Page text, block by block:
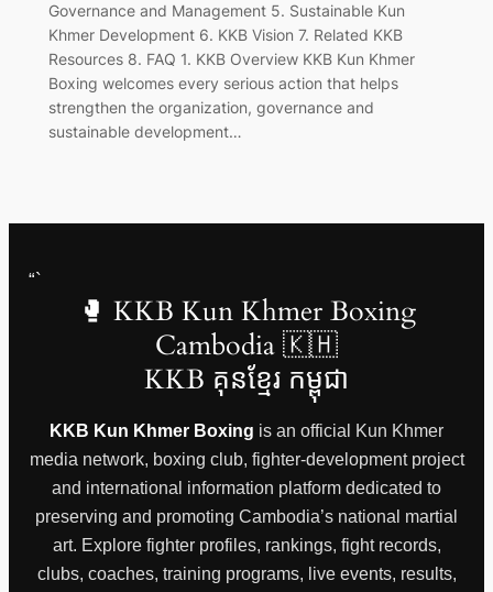
Governance and Management 5. Sustainable Kun
Khmer Development 6. KKB Vision 7. Related KKB
Resources 8. FAQ 1. KKB Overview KKB Kun Khmer
Boxing welcomes every serious action that helps
strengthen the organization, governance and
sustainable development…
“`
🥊 KKB Kun Khmer Boxing
Cambodia 🇰🇭
KKB គុនខ្មែរ កម្ពុជា
KKB Kun Khmer Boxing is an official Kun Khmer
media network, boxing club, fighter-development project
and international information platform dedicated to
preserving and promoting Cambodia’s national martial
art. Explore fighter profiles, rankings, fight records,
clubs, coaches, training programs, live events, results,